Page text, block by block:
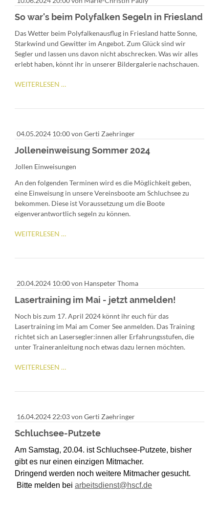
AUSFLUG!
So war's beim Polyfalken Segeln in Friesland
Das Wetter beim Polyfalkenausflug in Friesland hatte Sonne,
Starkwind und Gewitter im Angebot. Zum Glück sind wir
Segler und lassen uns davon nicht abschrecken. Was wir alles
erlebt haben, könnt ihr in unserer Bildergalerie nachschauen.
WEITERLESEN …
IN
FRIESLAND
04.05.2024 10:00von Gerti Zaehringer
Jolleneinweisung Sommer 2024
Jollen Einweisungen
An den folgenden Terminen wird es die Möglichkeit geben,
eine Einweisung in unsere Vereinsboote am Schluchsee zu
bekommen. Diese ist Voraussetzung um die Boote
eigenverantwortlich segeln zu können.
WEITERLESEN …
20.04.2024 10:00von Hanspeter Thoma
Lasertraining im Mai - jetzt anmelden!
Noch bis zum 17. April 2024 könnt ihr euch für das
Lasertraining im Mai am Comer See anmelden. Das Training
richtet sich an Lasersegler:innen aller Erfahrungsstufen, die
unter Traineranleitung noch etwas dazu lernen möchten.
WEITERLESEN …
ANMELDEN!
16.04.2024 22:03von Gerti Zaehringer
Schluchsee-Putzete
Am Samstag, 20.04. ist Schluchsee-Putzete, bisher
gibt es nur einen einzigen Mitmacher.
Dringend werden noch weitere Mitmacher gesucht.
Bitte melden bei arbeitsdienst@hscf.de